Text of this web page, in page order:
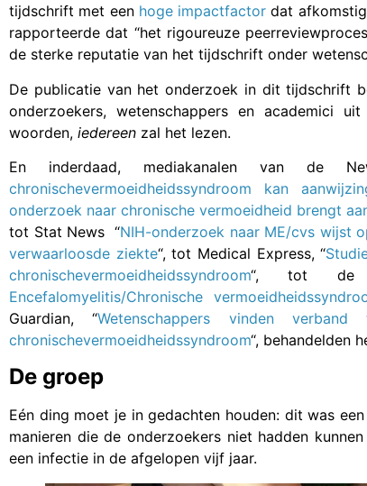
tijdschrift met een hoge impactfactor dat
rapporteerde dat “het rigoureuze
de sterke reputatie van het tijdschrift onder
De publicatie van het onderzoek in dit tijdschrift
onderzoekers, wetenschappers en academici
woorden, iedereen zal het lezen.
En inderdaad, mediakanalen van de
chronischevermoeidheidssyndroom kan
onderzoek naar chronische vermoeidheid brengt
tot Stat News “NIH-onderzoek naar ME/cvs wijst
verwaarloosde ziekte“, tot Medical Express, “
chronischevermoeidheidssyndroom“, tot de
Encefalomyelitis/Chronische
Guardian, “Wetenschappers vinden
chronischevermoeidheidssyndroom“, behandelden
De groep
Eén ding moet je in gedachten houden: dit was
manieren die de onderzoekers niet hadden
een infectie in de afgelopen vijf jaar.